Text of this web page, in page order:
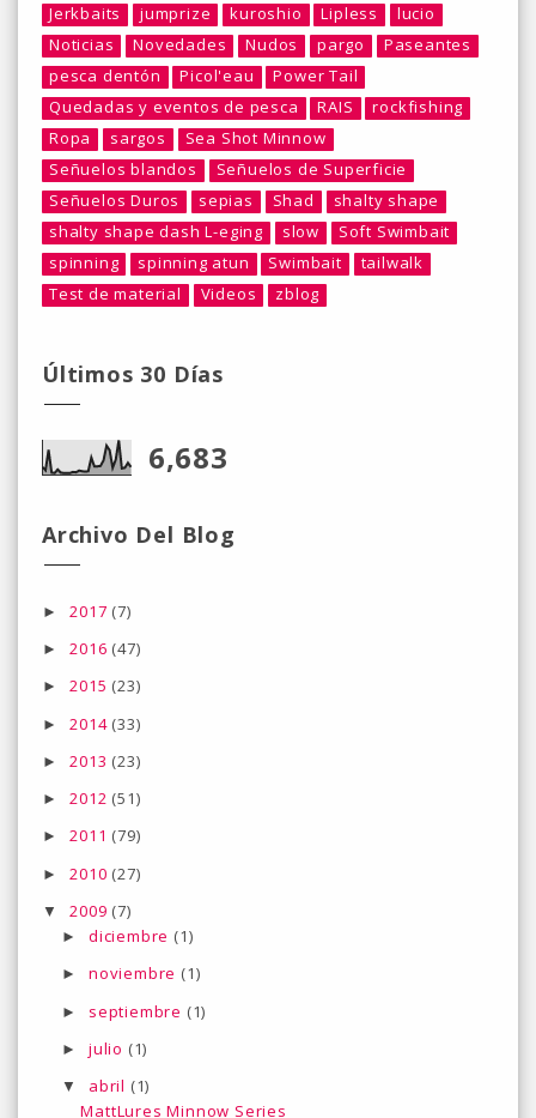
Jerkbaits
jumprize kuroshio Lipless
lucio
Noticias
Novedades Nudos pargo
Paseantes
pesca dentón
Picol'eau
Power Tail
Quedadas y eventos de pesca
RAIS
rockfishing
Ropa
sargos
Sea Shot Minnow
Señuelos blandos
Señuelos de Superficie
Señuelos Duros
sepias Shad
shalty shape
shalty shape dash L-eging
slow
Soft Swimbait
spinning
spinning atun Swimbait
tailwalk
Test de material
Videos zblog
Últimos 30 Días
6,683
Archivo Del Blog
►2017 (7)
►2016 (47)
►2015 (23)
►2014 (33)
►2013 (23)
►2012 (51)
►2011 (79)
►2010 (27)
▼2009 (7)
► diciembre (1)
► noviembre (1)
► septiembre (1)
► julio (1)
▼ abril (1)
MattLures Minnow Series